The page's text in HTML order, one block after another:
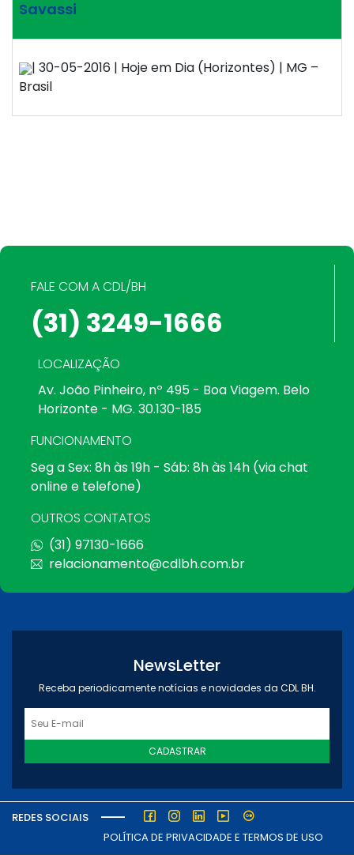
Savassi
| 30-05-2016 | Hoje em Dia (Horizontes) | MG –
Brasil
FALE COM A CDL/BH
(31) 3249-1666
LOCALIZAÇÃO
Av. João Pinheiro, nº 495 - Boa Viagem. Belo
Horizonte - MG. 30.130-185
FUNCIONAMENTO
Seg a Sex: 8h às 19h - Sáb: 8h às 14h (via chat
online e telefone)
OUTROS CONTATOS
(31) 97130-1666
relacionamento@cdlbh.com.br
NewsLetter
Receba periodicamente notícias e novidades da CDL BH.
CADASTRAR
REDES SOCIAIS
POLÍTICA DE PRIVACIDADE E TERMOS DE USO